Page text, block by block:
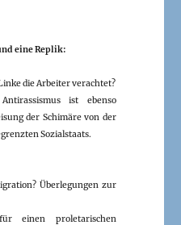
eine Replik:
die Arbeiter verachtet?
ist ebenso
der Schimäre von der
Sozialstaats.
Überlegungen zur
einen proletarischen